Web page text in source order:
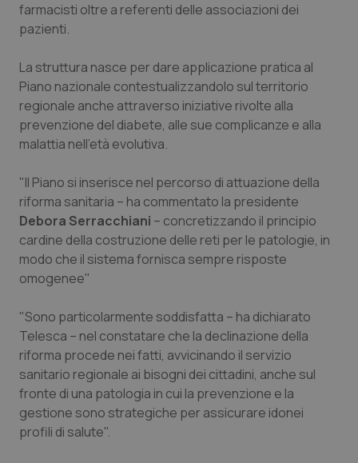
Toscana
Umbria
Valle D’Aosta
Veneto
Obesità
Oftalmologia
Oncodermatologia
Oncoematologia
Oncologia & Nutrizione
Psoriasi & pelle
Quotidiano Cardiologia
Quotidiano Chirurgia
Quotidiano Oncologia
Quotidiano Pediatria
Rene & patologie urogenitali
farmacisti oltre a referenti delle associazioni dei
pazienti.
La struttura nasce per dare applicazione pratica al
Piano nazionale contestualizzandolo sul territorio
regionale anche attraverso iniziative rivolte alla
prevenzione del diabete, alle sue complicanze e alla
malattia nell'età evolutiva.
"Il Piano si inserisce nel percorso di attuazione della
riforma sanitaria – ha commentato la presidente
Debora Serracchiani – concretizzando il principio
cardine della costruzione delle reti per le patologie, in
modo che il sistema fornisca sempre risposte
omogenee"
"Sono particolarmente soddisfatta – ha dichiarato
Telesca – nel constatare che la declinazione della
riforma procede nei fatti, avvicinando il servizio
sanitario regionale ai bisogni dei cittadini, anche sul
fronte di una patologia in cui la prevenzione e la
gestione sono strategiche per assicurare idonei
profili di salute".